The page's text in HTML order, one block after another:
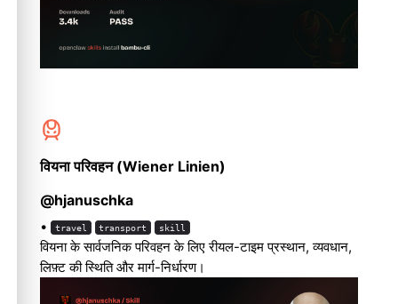
वियना परिवहन (Wiener Linien)
@hjanuschka
• travel transport skill
वियना के सार्वजनिक परिवहन के लिए रीयल-टाइम प्रस्थान, व्यवधान,
लिफ़्ट की स्थिति और मार्ग-निर्धारण।